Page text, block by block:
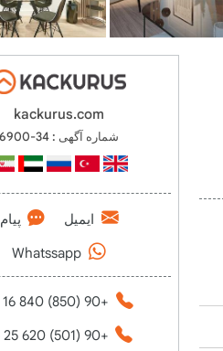
kackurus.com
شماره آگهی : 34-6900
ایمیل پیام
Whatssapp
+90 (850) 840 16 68
+90 (501) 620 25 75